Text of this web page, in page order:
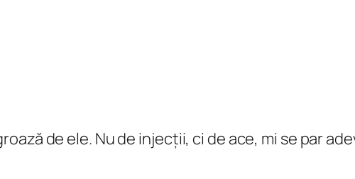
de ele. Nu de injecții, ci de ace, mi se par